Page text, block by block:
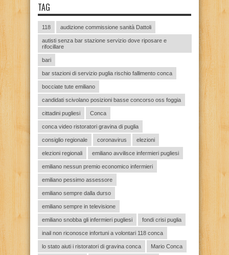
TAG
118 audizione commissione sanità Dattoli
autisti senza bar stazione servizio dove riposare e
rifocillare
bari
bar stazioni di servizio puglia rischio fallimento conca
bocciate tute emiliano
candidati scivolano posizioni basse concorso oss foggia
cittadini pugliesi Conca
conca video ristoratori gravina di puglia
consiglio regionale coronavirus elezioni
elezioni regionali emiliano avvilisce infermieri pugliesi
emiliano nessun premio economico infermieri
emiliano pessimo assessore
emiliano sempre dalla durso
emiliano sempre in televisione
emiliano snobba gli infermieri pugliesi fondi crisi puglia
inail non riconosce infortuni a volontari 118 conca
lo stato aiuti i ristoratori di gravina conca Mario Conca